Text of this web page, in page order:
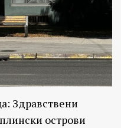
Здравствени
острови